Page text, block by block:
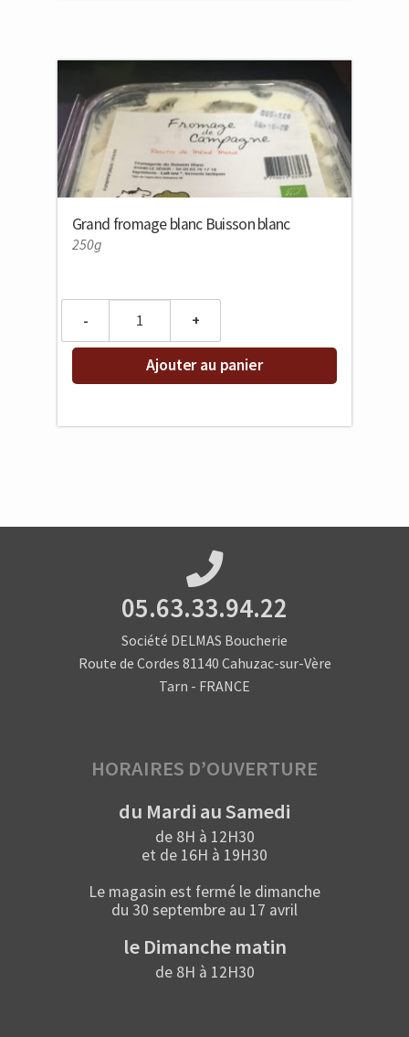
Grand fromage blanc Buisson blanc
250g
Ajouter au panier
05.63.33.94.22
Société DELMAS Boucherie
Route de Cordes 81140 Cahuzac-sur-Vère
Tarn - FRANCE
HORAIRES D’OUVERTURE
du Mardi au Samedi
de 8H à 12H30
et de 16H à 19H30
Le magasin est fermé le dimanche
du 30 septembre au 17 avril
le Dimanche matin
de 8H à 12H30